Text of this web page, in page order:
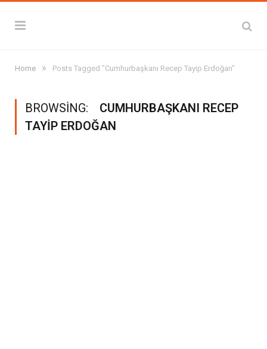
Home » Posts Tagged "Cumhurbaşkanı Recep Tayip Erdoğan"
BROWSING:
CUMHURBAŞKANI RECEP
TAYIP ERDOĞAN